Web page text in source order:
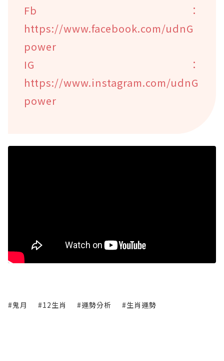
Fb：
https://www.facebook.com/udnG
power
IG：
https://www.instagram.com/udnG
power
#鬼月 #12生肖 #運勢分析 #生肖運勢